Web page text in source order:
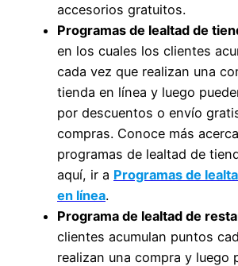
accesorios gratuitos.
Programas de lealtad de
en los cuales los clientes
cada vez que realizan una
tienda en línea y luego
por descuentos o envío
compras. Conoce más
programas de lealtad de
aquí, ir a Programas de
en línea.
Programa de lealtad de
clientes acumulan puntos
realizan una compra y luego